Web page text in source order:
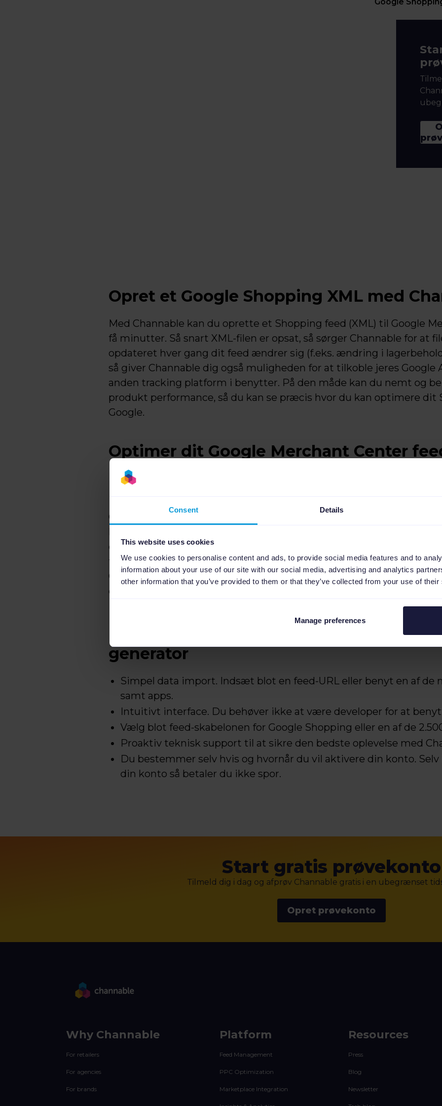
Consent Details
This website uses cookies
We use cookies to personalise content and ads, to provide social media features and to
information about your use of our site with our social media, advertising and analytics
other information that you’ve provided to them or that they’ve collected from your use of
Manage preferences
Opret et Google Shopping XML med
Med Channable kan du oprette et Shopping feed (XML) til Google
få minutter. Så snart XML-filen er opsat, så sørger Channable for at
opdateret hver gang dit feed ændrer sig (f.eks. ændring i
så giver Channable dig også muligheden for at tilkoble jeres Google
anden tracking platform i benytter. På den måde kan du nemt og
produkt performance, så du kan se præcis hvor du kan optimere dit
Google.
Optimer dit Google Merchant Center
minutter
Center feed. Ved hjælp af Channable's indbyggede "feed-health-
dem. Med andre ord, Channable giver dig direkte feedback på
feed. Med Channable's intuitive regler kan du ikke blot sørge for at
Google Merchant Center, men du kan sørge for at kvaliteten er så
overvinder konkurrenten.
Fordele ved Channable's Google
generator
Simpel data import. Indsæt blot en feed-URL eller benyt en af de
samt apps.
Intuitivt interface. Du behøver ikke at være developer for at
Vælg blot feed-skabelonen for Google Shopping eller en af de
Proaktiv teknisk support til at sikre den bedste oplevelse med
Du bestemmer selv hvis og hvornår du vil aktivere din konto.
din konto så betaler du ikke spor.
Start gratis prøvekonto
Tilmeld dig i dag og afprøv Channable gratis i en ubegrænset
Opret prøvekonto
Why Channable
For retailers
For agencies
For brands
Platform
Feed Management
PPC Optimization
Marketplace Integration
Resources
Press
Blog
Newsletter